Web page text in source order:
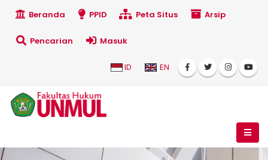
Beranda PPID Peta Situs Arsip
Pencarian Masuk
ID EN